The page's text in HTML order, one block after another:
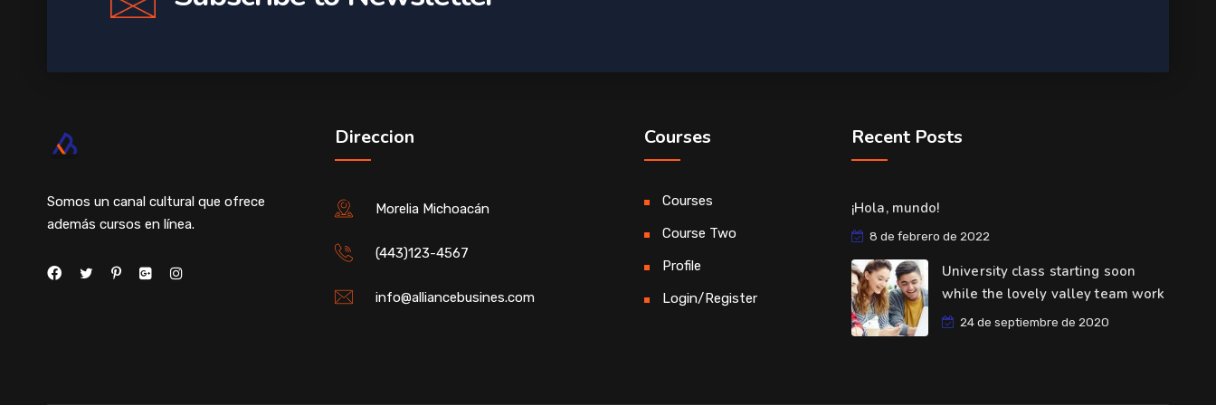
Somos un canal cultural que ofrece
además cursos en línea.
Direccion
Morelia Michoacán
(443)123-4567
info@alliancebusines.com
Courses
Courses
Course Two
Profile
Login/Register
Recent Posts
¡Hola, mundo!
8 de febrero de 2022
University class starting soon
while the lovely valley team work
24 de septiembre de 2020